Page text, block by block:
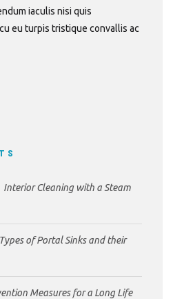
iaculis nisi quis
eu turpis tristique convallis ac
Interior Cleaning with a Steam
Types of Portal Sinks and their
Measures for a Long Life